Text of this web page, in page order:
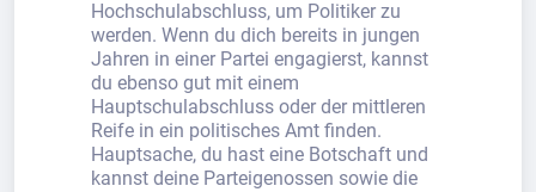
Hochschulabschluss, um Politiker zu
werden. Wenn du dich bereits in jungen
Jahren in einer Partei engagierst, kannst
du ebenso gut mit einem
Hauptschulabschluss oder der mittleren
Reife in ein politisches Amt finden.
Hauptsache, du hast eine Botschaft und
kannst deine Parteigenossen sowie die